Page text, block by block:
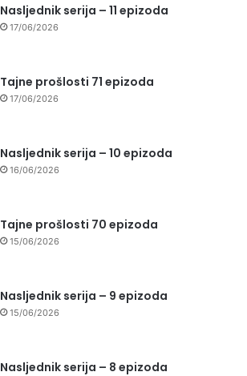
Nasljednik serija – 11 epizoda
17/06/2026
Tajne prošlosti 71 epizoda
17/06/2026
Nasljednik serija – 10 epizoda
16/06/2026
Tajne prošlosti 70 epizoda
15/06/2026
Nasljednik serija – 9 epizoda
15/06/2026
Nasljednik serija – 8 epizoda